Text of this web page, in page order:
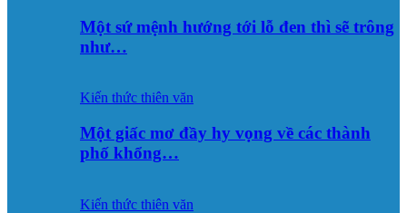
Một sứ mệnh hướng tới lỗ đen thì sẽ trông
như…
Kiến thức thiên văn
Một giấc mơ đầy hy vọng về các thành
phố khổng…
Kiến thức thiên văn